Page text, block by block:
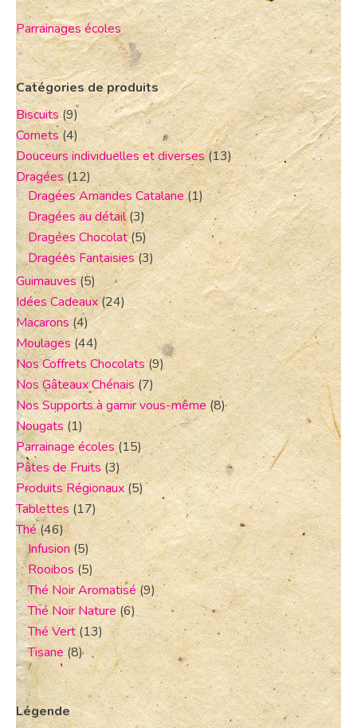
Parrainages écoles
Catégories de produits
Biscuits(9)
Cornets(4)
Douceurs individuelles et diverses (13)
Dragées(12)
Dragées Amandes Catalane(1)
Dragées au détail(3)
Dragées Chocolat(5)
Dragées Fantaisies (3)
Guimauves (5)
Idées Cadeaux(24)
Macarons(4)
Moulages(44)
Nos Coffrets Chocolats (9)
Nos Gâteaux Chénais (7)
Nos Supports à garnir vous-même(8)
Nougats (1)
Parrainage écoles (15)
Pâtes de Fruits (3)
Produits Régionaux(5)
Tablettes(17)
Thé (46)
Infusion(5)
Rooibos (5)
Thé Noir Aromatisé (9)
Thé Noir Nature (6)
Thé Vert (13)
Tisane (8)
Légende